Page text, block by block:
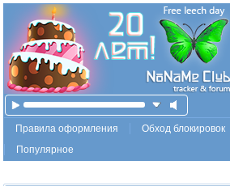
Правила оформления
Обход блокировок
Популярное